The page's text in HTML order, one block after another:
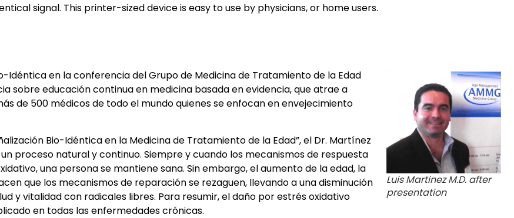
signal. This printer-sized device is easy to use by physicians, or home users.
Luis Martinez M.D. after
presentation
Idéntica en la conferencia del Grupo de Medicina de Tratamiento de la Edad
sobre educación continua en medicina basada en evidencia, que atrae a
de 500 médicos de todo el mundo quienes se enfocan en envejecimiento
Bio-Idéntica en la Medicina de Tratamiento de la Edad”, el Dr. Martínez
proceso natural y continuo. Siempre y cuando los mecanismos de respuesta
una persona se mantiene sana. Sin embargo, el aumento de la edad, la
que los mecanismos de reparación se rezaguen, llevando a una disminución
y vitalidad con radicales libres. Para resumir, el daño por estrés oxidativo
en todas las enfermedades crónicas.